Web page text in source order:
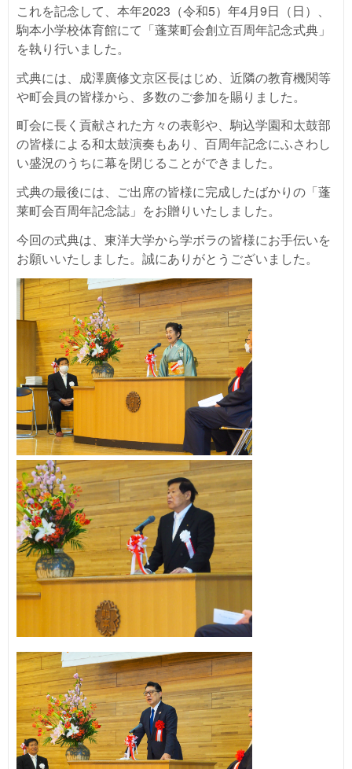
これを記念して、本年2023（令和5）年4月9日（日）、
駒本小学校体育館にて「蓬莱町会創立百周年記念式典」
を執り行いました。
式典には、成澤廣修文京区長はじめ、近隣の教育機関等
や町会員の皆様から、多数のご参加を賜りました。
町会に長く貢献された方々の表彰や、駒込学園和太鼓部
の皆様による和太鼓演奏もあり、百周年記念にふさわし
い盛況のうちに幕を閉じることができました。
式典の最後には、ご出席の皆様に完成したばかりの「蓬
莱町会百周年記念誌」をお贈りいたしました。
今回の式典は、東洋大学から学ボラの皆様にお手伝いを
お願いいたしました。誠にありがとうございました。